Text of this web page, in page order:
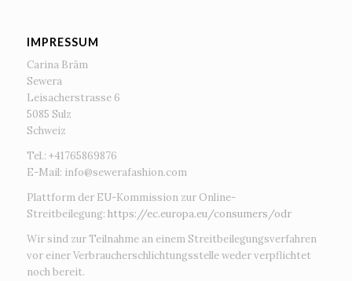
IMPRESSUM
Carina Bräm
Sewera
Leisacherstrasse 6
5085 Sulz
Schweiz
Tel.: +41765869876
E-Mail: info@sewerafashion.com
Plattform der EU-Kommission zur Online-
Streitbeilegung: https://ec.europa.eu/consumers/odr
Wir sind zur Teilnahme an einem Streitbeilegungsverfahren
vor einer Verbraucherschlichtungsstelle weder verpflichtet
noch bereit.